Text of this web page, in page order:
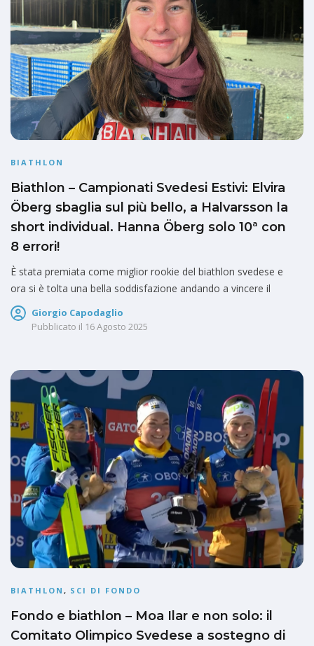
BIATHLON
Biathlon – Campionati Svedesi Estivi: Elvira
Öberg sbaglia sul più bello, a Halvarsson la
short individual. Hanna Öberg solo 10ª con
8 errori!
È stata premiata come miglior rookie del biathlon svedese e
ora si è tolta una bella soddisfazione andando a vincere il
Giorgio Capodaglio
Pubblicato il 16 Agosto 2025
BIATHLON , SCI DI FONDO
Fondo e biathlon – Moa Ilar e non solo: il
Comitato Olimpico Svedese a sostegno di